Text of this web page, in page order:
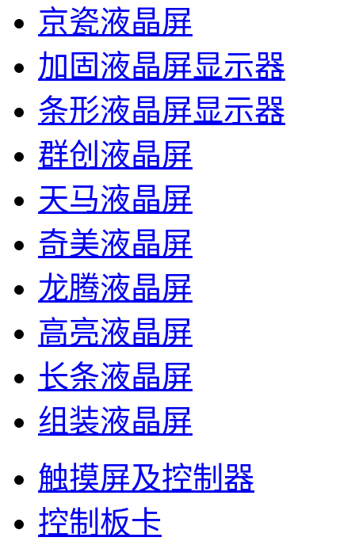
京瓷液晶屏
加固液晶屏显示器
条形液晶屏显示器
群创液晶屏
天马液晶屏
奇美液晶屏
龙腾液晶屏
高亮液晶屏
长条液晶屏
组装液晶屏
触摸屏及控制器
控制板卡